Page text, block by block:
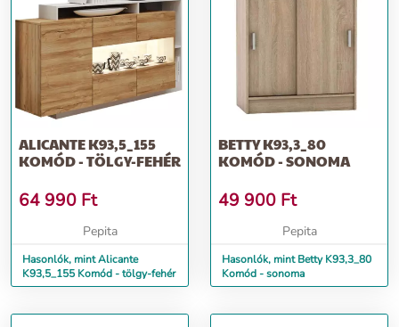
ALICANTE K93,5_155
KOMÓD - TÖLGY-FEHÉR
64 990 Ft
Pepita
Hasonlók, mint Alicante
K93,5_155 Komód - tölgy-fehér
BETTY K93,3_80
KOMÓD - SONOMA
49 900 Ft
Pepita
Hasonlók, mint Betty K93,3_80
Komód - sonoma